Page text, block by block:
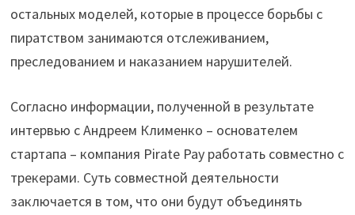
остальных моделей, которые в процессе борьбы с
пиратством занимаются отслеживанием,
преследованием и наказанием нарушителей.
Согласно информации, полученной в результате
интервью с Андреем Клименко – основателем
стартапа – компания Pirate Pay работать совместно с
трекерами. Суть совместной деятельности
заключается в том, что они будут объединять